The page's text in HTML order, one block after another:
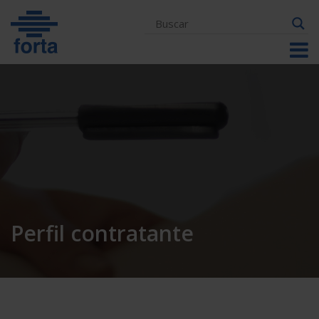
content
Perfil contratante